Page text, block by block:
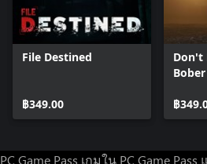
File Destined
฿349.00
Don't
Bober
฿
PC Game Pass เกมใน PC Game Pass